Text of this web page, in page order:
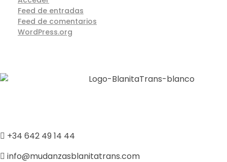
Feed de entradas
Feed de comentarios
WordPress.org
+34 642 49 14 44
info@mudanzasblanitatrans.com